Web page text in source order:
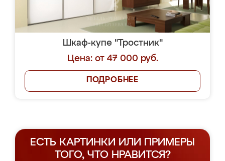
Шкаф-купе "Тростник"
Цена: от 47 000 руб.
ПОДРОБНЕЕ
ЕСТЬ КАРТИНКИ ИЛИ ПРИМЕРЫ
ТОГО, ЧТО НРАВИТСЯ?